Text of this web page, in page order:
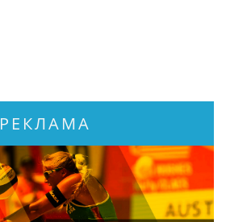
РЕКЛАМА